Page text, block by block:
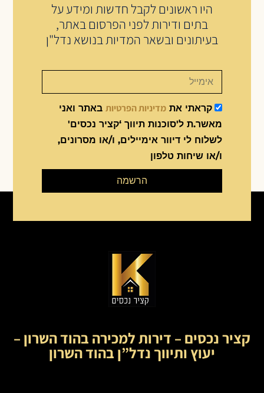
היו ראשונים לקבל חדשות ומידע על
בתים ודירות לפני הפרסום באתר,
בעיתונים ובשאר המדיות בנושא נדל"ן
קראתי את מדיניות הפרטיות באתר ואני
מאשר.ת ל'סוכנות תיווך ‘קציר נכסים'
לשלוח לי דיוור אימיילים, ו/או מסרונים,
ו/או שיחות טלפון
הרשמה
קציר נכסים – דירות למכירה בהוד השרון –
יעוץ ותיווך נדל”ן בהוד השרון